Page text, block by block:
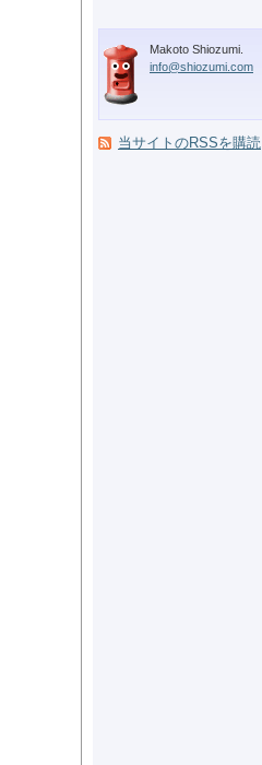
Makoto Shiozumi.
info@shiozumi.com
当サイトのRSSを購読